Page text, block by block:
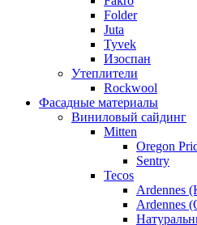
Folder
Juta
Tyvek
Изоспан
Утеплители
Rockwool
Фасадные материалы
Виниловый сайдинг
Mitten
Oregon
Sentry
Tecos
Ardennes
Ardennes